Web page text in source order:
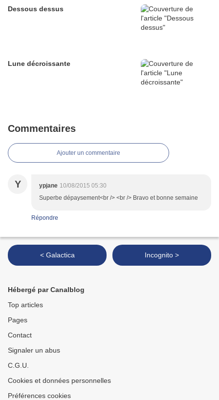
Dessous dessus
Lune décroissante
Commentaires
Ajouter un commentaire
Y ypjane 10/08/2015 05:30
Superbe dépaysement<br /> <br /> Bravo et bonne semaine
Répondre
< Galactica Incognito >
Hébergé par Canalblog
Top articles
Pages
Contact
Signaler un abus
C.G.U.
Cookies et données personnelles
Préférences cookies